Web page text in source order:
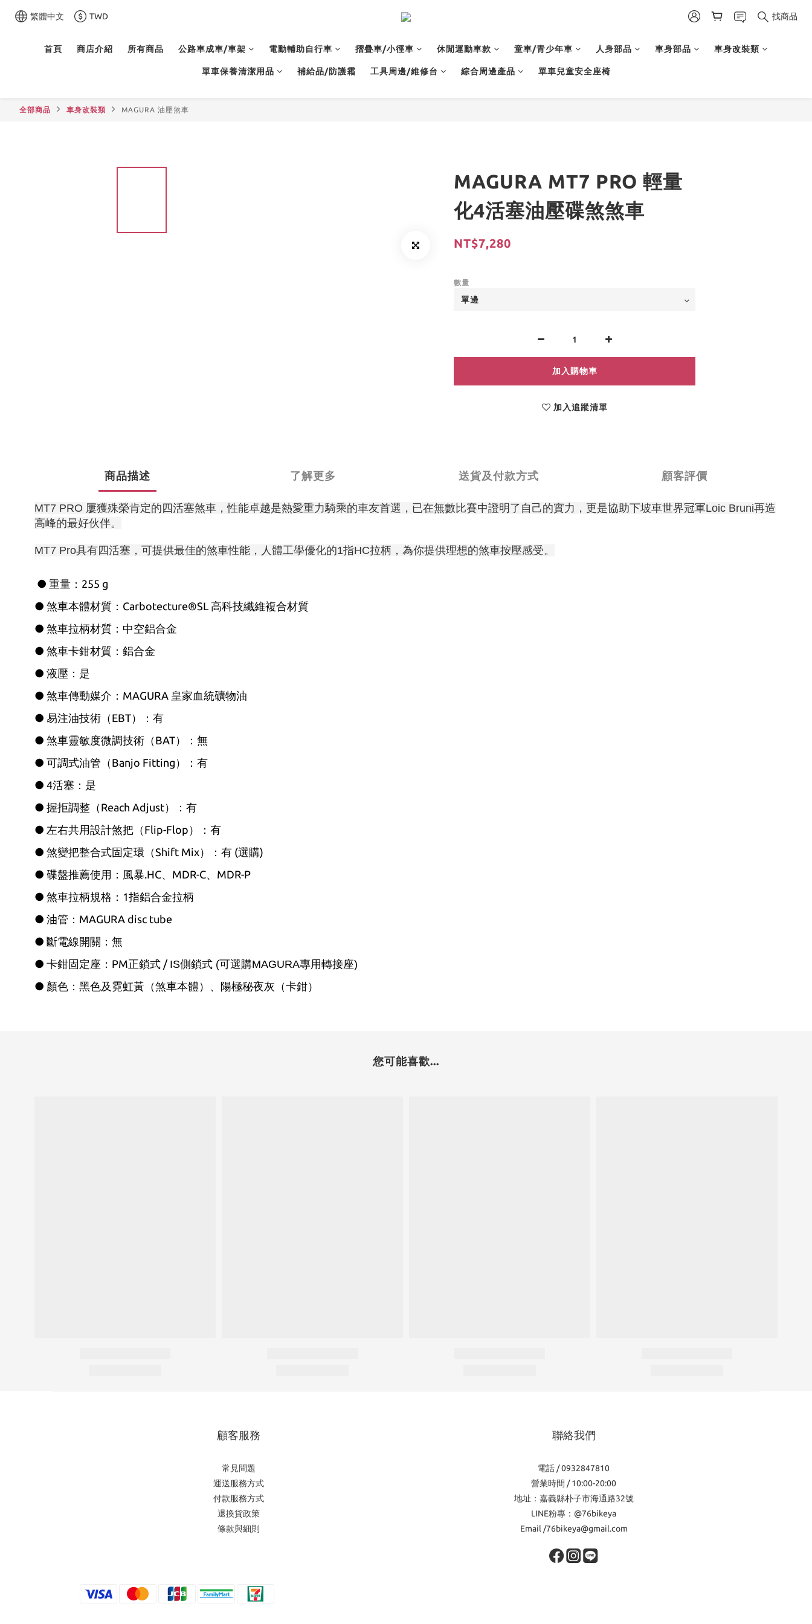
繁體中文 TWD 找商品
首頁 商店介紹 所有商品 公路車成車/車架 電動輔助自行車 摺疊車/小徑車 休閒運動車款 童車/青少年車 人身部品 車身部品 車身改裝類
單車保養清潔用品 補給品/防護霜 工具周邊/維修台 綜合周邊產品 單車兒童安全座椅
全部商品 車身改裝類 MAGURA 油壓煞車
MAGURA MT7 PRO 輕量
化4活塞油壓碟煞煞車
NT$7,280
數量
加入購物車
加入追蹤清單
商品描述 了解更多 送貨及付款方式 顧客評價
MT7 PRO 屢獲殊榮肯定的四活塞煞車，性能卓越是熱愛重力騎乘的車友首選，已在無數比賽中證明了自己的實力，更是協助下坡車世界冠軍Loic Bruni再造
高峰的最好伙伴。
MT7 Pro具有四活塞，可提供最佳的煞車性能，人體工學優化的1指HC拉柄，為你提供理想的煞車按壓感受。
● 重量：255 g
● 煞車本體材質：Carbotecture®SL 高科技纖維複合材質
● 煞車拉柄材質：中空鋁合金
● 煞車卡鉗材質：鋁合金
● 液壓：是
● 煞車傳動媒介：MAGURA 皇家血統礦物油
● 易注油技術（EBT）：有
● 煞車靈敏度微調技術（BAT）：無
● 可調式油管（Banjo Fitting）：有
● 4活塞：是
● 握拒調整（Reach Adjust）：有
● 左右共用設計煞把（Flip-Flop）：有
● 煞變把整合式固定環（Shift Mix）：有 (選購)
● 碟盤推薦使用：風暴.HC、MDR-C、MDR-P
● 煞車拉柄規格：1指鋁合金拉柄
● 油管：MAGURA disc tube
● 斷電線開關：無
● 卡鉗固定座：PM正鎖式 / IS側鎖式 (可選購MAGURA專用轉接座)
● 顏色：黑色及霓虹黃（煞車本體）、陽極秘夜灰（卡鉗）
您可能喜歡...
顧客服務
常見問題
運送服務方式
付款服務方式
退換貨政策
條款與細則
聯絡我們
電話 / 0932847810
營業時間 / 10:00-20:00
地址：嘉義縣朴子市海通路32號
LINE粉專：@76bikeya
Email /76bikeya@gmail.com